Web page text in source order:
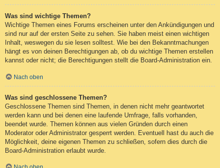
Was sind wichtige Themen?
Wichtige Themen eines Forums erscheinen unter den Ankündigungen und
sind nur auf der ersten Seite zu sehen. Sie haben meist einen wichtigen
Inhalt, weswegen du sie lesen solltest. Wie bei den Bekanntmachungen
hängt es von deinen Berechtigungen ab, ob du wichtige Themen erstellen
kannst oder nicht; die Berechtigungen stellt die Board-Administration ein.
Nach oben
Was sind geschlossene Themen?
Geschlossene Themen sind Themen, in denen nicht mehr geantwortet
werden kann und bei denen eine laufende Umfrage, falls vorhanden,
beendet wurde. Themen können aus vielen Gründen durch einen
Moderator oder Administrator gesperrt werden. Eventuell hast du auch die
Möglichkeit, deine eigenen Themen zu schließen, sofern dies durch die
Board-Administration erlaubt wurde.